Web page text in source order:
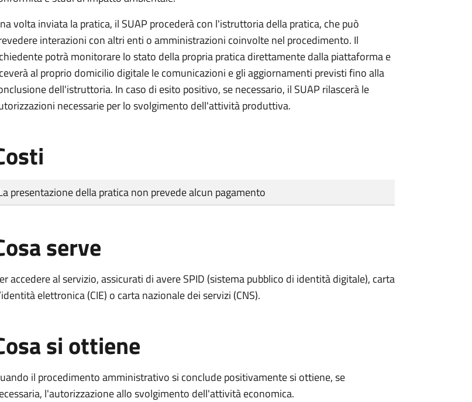
volta inviata la pratica, il SUAP procederà con l'istruttoria della pratica, che può
interazioni con altri enti o amministrazioni coinvolte nel procedimento. Il
potrà monitorare lo stato della propria pratica direttamente dalla piattaforma e
al proprio domicilio digitale le comunicazioni e gli aggiornamenti previsti fino alla
dell'istruttoria. In caso di esito positivo, se necessario, il SUAP rilascerà le
necessarie per lo svolgimento dell'attività produttiva.
di pagamento
presentazione della pratica non prevede alcun pagamento
serve
accedere al servizio, assicurati di avere SPID (sistema pubblico di identità digitale), carta
elettronica (CIE) o carta nazionale dei servizi (CNS).
si ottiene
il procedimento amministrativo si conclude positivamente si ottiene, se
l'autorizzazione allo svolgimento dell'attività economica.